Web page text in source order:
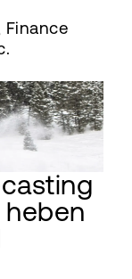
Finance
heben